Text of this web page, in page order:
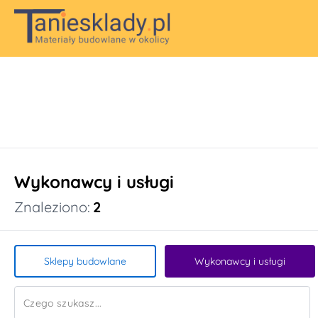
Wykonawcy i usługi
Znaleziono: 2
Sklepy budowlane Wykonawcy i usługi